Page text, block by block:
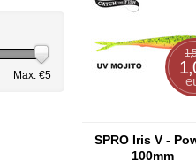
SPRO Iris V -
100mm
Max: €5